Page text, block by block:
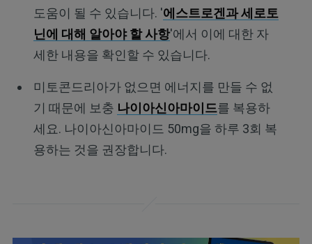
도움이 될 수 있습니다. '에스트로겐과 세로토
닌에 대해 알아야 할 사항'에서 이에 대한 자
세한 내용을 확인할 수 있습니다.
미토콘드리아가 없으면 에너지를 만들 수 없
기 때문에 보충 나이아신아마이드를 복용하
세요. 나이아신아마이드 50mg을 하루 3회 복
용하는 것을 권장합니다.